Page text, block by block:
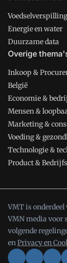
Voedselverspilling
Energie en water
Duurzame data
Overige
Inkoop &
België
Economie &
Mensen &
Marketing &
Voeding &
Technologie &
Product &
VMT is
VMN media voor
volgende
enPrivacy en